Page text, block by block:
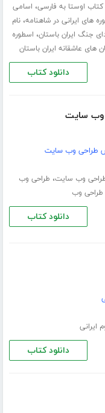
کتاب اوستا به فارسی، اسامی
های ایرانی در شاهنامه،نام
جنگ ایران باستان، اسطوره
های عاشقانه ایران باستان
دانلود کتاب
وب سایت
طراحی وب سایت
طراحی وب سایت، طراحی وب
طراحی وب
دانلود کتاب
ایرانی
دانلود کتاب